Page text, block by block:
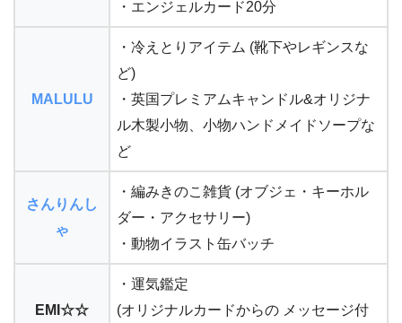
・エンジェルカード20分
MALULU
・冷えとりアイテム (靴下やレギンスな
ど)
・英国プレミアムキャンドル&オリジナ
ル木製小物、小物ハンドメイドソープな
ど
さんりんし
ゃ
・編みきのこ雑貨 (オブジェ・キーホル
ダー・アクセサリー)
・動物イラスト缶バッチ
EMI☆☆
・運気鑑定
(オリジナルカードからの メッセージ付